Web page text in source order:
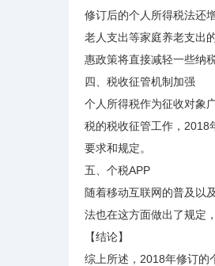
修订后的个人所得税法还
老人支出等家庭养老支出
惠政策将直接减轻一些纳
四、税收征管机制加强
个人所得税作为征收对象
税的税收征管工作，2018
要求和规定。
五、个税APP
随着移动互联网的普及以
法也在这方面做出了规定
【结论】
综上所述，2018年修订的